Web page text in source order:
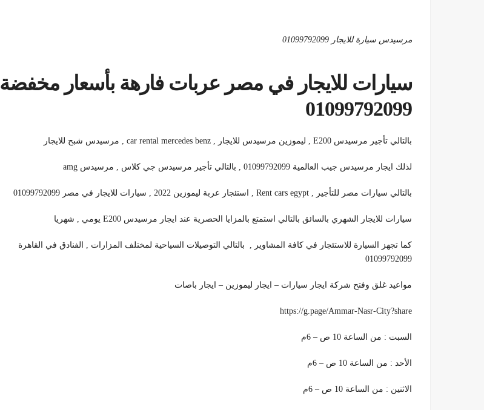
مرسيدس سيارة للايجار 01099792099
سيارات للايجار في مصر عربات فارهة بأسعار مخفضة
01099792099
بالتالي تأجير مرسيدس E200 , ليموزين مرسيدس للايجار , car rental mercedes benz , مرسيدس شبح للايجار
لذلك ايجار مرسيدس جيب العالمية 01099792099 , بالتالي تأجير مرسيدس جي كلاس , مرسيدس amg
بالتالي سيارات مصر للتأجير , Rent cars egypt , استئجار عربة ليموزين 2022 , سيارات للايجار في مصر 01099792099
سيارات للايجار الشهري بالسائق بالتالي استمتع بالمزايا الحصرية عند ايجار مرسيدس E200 يومي , شهريا
كما تجهز السيارة للاستئجار في كافة المشاوير , بالتالي التوصيلات السياحية لمختلف المزارات , الفنادق في القاهرة
01099792099
مواعيد غلق وفتح شركة ايجار سيارات – ايجار ليموزين – ايجار باصات
https://g.page/Ammar-Nasr-City?share
السبت : من الساعة 10 ص – 6م
الأحد : من الساعة 10 ص – 6م
الاثنين : من الساعة 10 ص – 6م